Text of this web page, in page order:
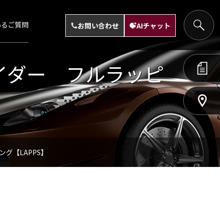
ご質問 お問い合わせ AIチャット
ダー フルラッピ
【LAPPS】